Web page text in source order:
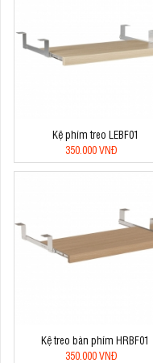
Kệ phím treo LEBF01
350.000 VNĐ
Kệ treo bàn phím HRBF01
350.000 VNĐ